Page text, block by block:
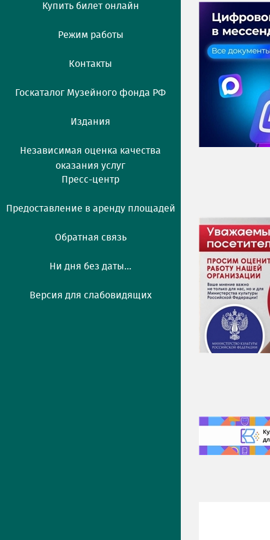
Купить билет онлайн
Режим работы
Контакты
Госкаталог Музейного фонда РФ
Издания
Независимая оценка качества
оказания услуг
Пресс-центр
Предоставление в аренду площадей
Обратная связь
Ни дня без даты...
Версия для слабовидящих